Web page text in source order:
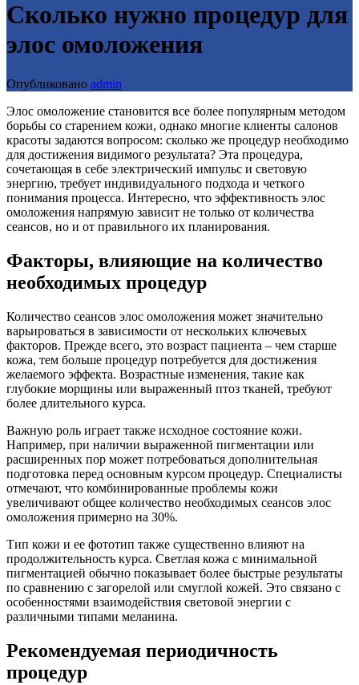
Сколько нужно процедур для
элос омоложения
Опубликовано admin
Элос омоложение становится все более популярным методом
борьбы со старением кожи, однако многие клиенты салонов
красоты задаются вопросом: сколько же процедур необходимо
для достижения видимого результата? Эта процедура,
сочетающая в себе электрический импульс и световую
энергию, требует индивидуального подхода и четкого
понимания процесса. Интересно, что эффективность элос
омоложения напрямую зависит не только от количества
сеансов, но и от правильного их планирования.
Факторы, влияющие на количество
необходимых процедур
Количество сеансов элос омоложения может значительно
варьироваться в зависимости от нескольких ключевых
факторов. Прежде всего, это возраст пациента – чем старше
кожа, тем больше процедур потребуется для достижения
желаемого эффекта. Возрастные изменения, такие как
глубокие морщины или выраженный птоз тканей, требуют
более длительного курса.
Важную роль играет также исходное состояние кожи.
Например, при наличии выраженной пигментации или
расширенных пор может потребоваться дополнительная
подготовка перед основным курсом процедур. Специалисты
отмечают, что комбинированные проблемы кожи
увеличивают общее количество необходимых сеансов элос
омоложения примерно на 30%.
Тип кожи и ее фототип также существенно влияют на
продолжительность курса. Светлая кожа с минимальной
пигментацией обычно показывает более быстрые результаты
по сравнению с загорелой или смуглой кожей. Это связано с
особенностями взаимодействия световой энергии с
различными типами меланина.
Рекомендуемая периодичность
процедур